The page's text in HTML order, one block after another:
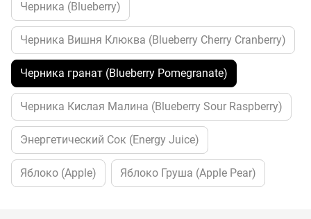
Черника (Blueberry)
Черника Вишня Клюква (Blueberry Cherry Cranberry)
Черника гранат (Blueberry Pomegranate)
Черника Кислая Малина (Blueberry Sour Raspberry)
Энергетический Сок (Energy Juice)
Яблоко (Apple) Яблоко Груша (Apple Pear)